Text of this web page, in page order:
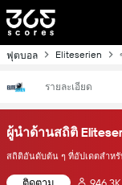
ฟุตบอล Eliteserien
รายละเอียด
ผู้นำด้านสถิติ
สถิติอันดับต้น ๆ ที่อัปเดตสำหรั
ติดตาม 946.3K